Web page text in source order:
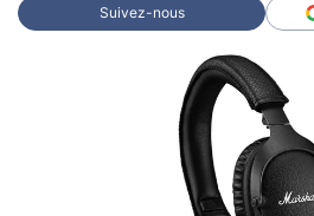
Suivez-nous